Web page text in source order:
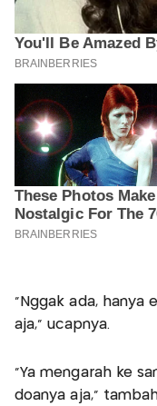
"Nggak ada, hanya
aja," ucapnya.
"Ya mengarah ke
doanya aja,"